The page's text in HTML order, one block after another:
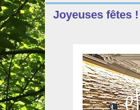
Joyeuses fêtes !